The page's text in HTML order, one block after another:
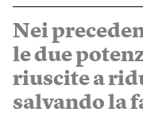
Nei
le due
riuscite a
salvando la